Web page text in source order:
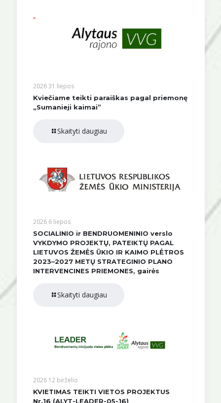
2026 31 liepos
Kviečiame teikti paraiškas pagal priemonę
„Sumanieji kaimai”
Skaityti daugiau
2026 6 liepos
SOCIALINIO ir BENDRUOMENINIO verslo
VYKDYMO PROJEKTŲ, PATEIKTŲ PAGAL
LIETUVOS ŽEMĖS ŪKIO IR KAIMO PLĖTROS
2023–2027 METŲ STRATEGINIO PLANO
INTERVENCINES PRIEMONES, gairės
Skaityti daugiau
2026 12 birželio
KVIETIMAS TEIKTI VIETOS PROJEKTUS
Nr.16 (ALYT-LEADER-05-16)